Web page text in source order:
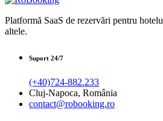
Platformă SaaS de rezervări pentru
altele.
Suport 24/7
(+40)724-882.233
Cluj-Napoca, România
contact@robooking.ro